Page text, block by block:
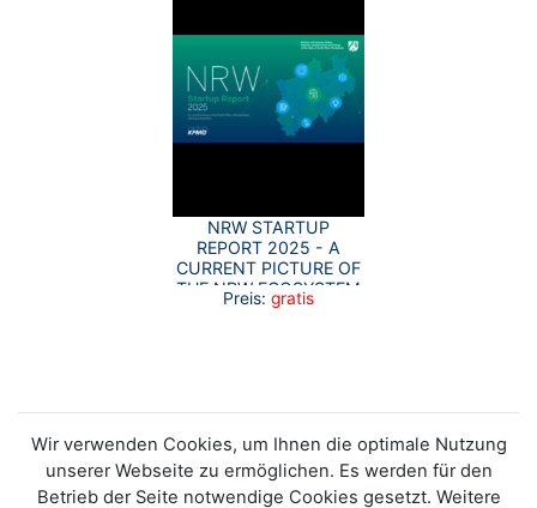
NRW STARTUP
REPORT 2025 - A
CURRENT PICTURE OF
THE NRW ECOSYSTEM
Preis: gratis
Wir verwenden Cookies, um Ihnen die optimale Nutzung
unserer Webseite zu ermöglichen. Es werden für den
Betrieb der Seite notwendige Cookies gesetzt. Weitere